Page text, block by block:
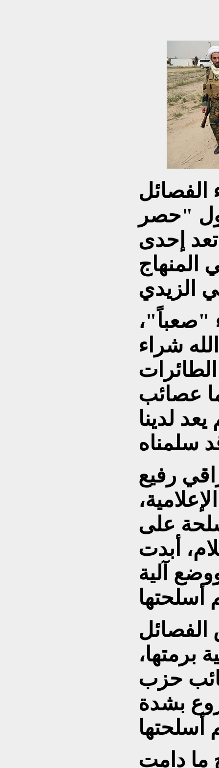
الفصائل
"حصر
تعد إحدى
المنهاج
"صعباً"،
شراء
عصائب
لدينا
رفيع
على
أبدت
آلية
الفصائل
برمتها،
حزب
بشدة
ما دامت